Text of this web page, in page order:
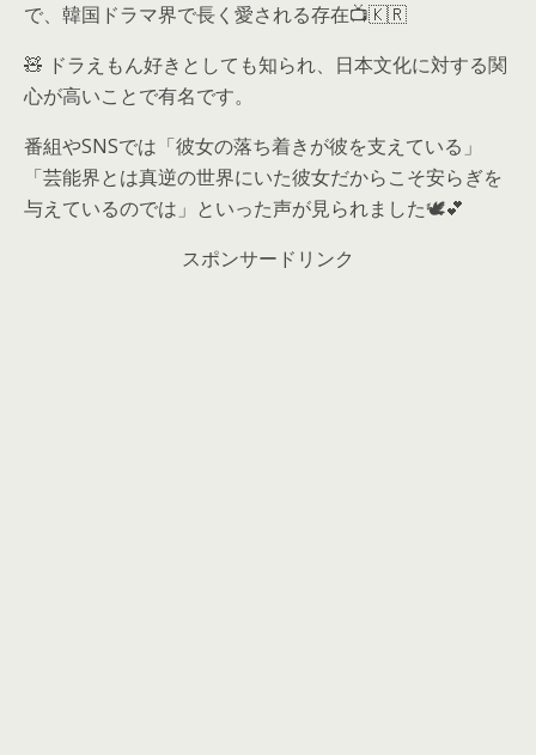
で、韓国ドラマ界で長く愛される存在📺🇰🇷
🧸 ドラえもん好きとしても知られ、日本文化に対する関
心が高いことで有名です。
番組やSNSでは「彼女の落ち着きが彼を支えている」
「芸能界とは真逆の世界にいた彼女だからこそ安らぎを
与えているのでは」といった声が見られました🕊️💕
スポンサードリンク